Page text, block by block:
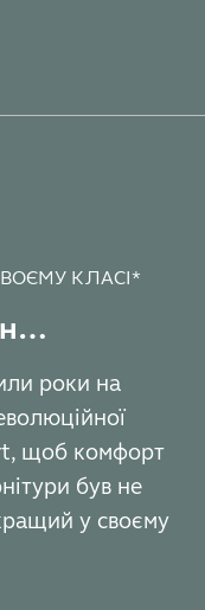
КЛАСІ*
роки на
щоб комфорт
був не
у своєму